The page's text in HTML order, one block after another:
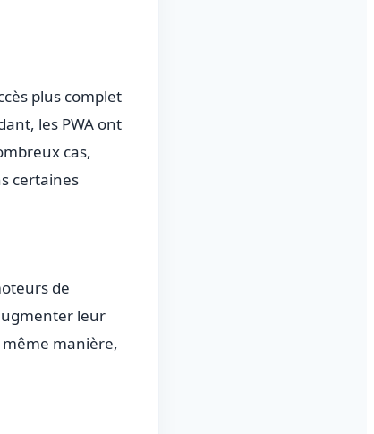
plus complet
les PWA ont
cas,
certaines
de
leur
même manière,